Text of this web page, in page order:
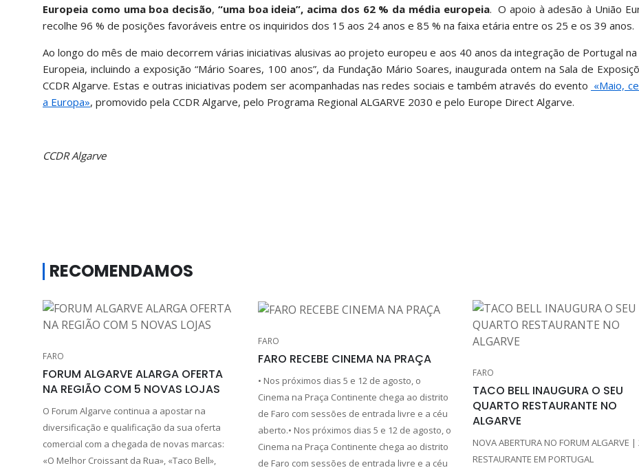
Europeia como uma boa decisão, “uma boa ideia”, acima dos 62 % da média europeia. O apoio à adesão à União
recolhe 96 % de posições favoráveis entre os inquiridos dos 15 aos 24 anos e 85 % na faixa etária entre os 25 e os 39
Ao longo do mês de maio decorrem várias iniciativas alusivas ao projeto europeu e aos 40 anos da integração de Portugal na
Europeia, incluindo a exposição “Mário Soares, 100 anos”, da Fundação Mário Soares, inaugurada ontem na Sala de
CCDR Algarve. Estas e outras iniciativas podem ser acompanhadas nas redes sociais e também através do evento «Maio,
a Europa», promovido pela CCDR Algarve, pelo Programa Regional ALGARVE 2030 e pelo Europe Direct Algarve.
CCDR Algarve
RECOMENDAMOS
FARO
FORUM ALGARVE ALARGA OFERTA
NA REGIÃO COM 5 NOVAS LOJAS
O Forum Algarve continua a apostar na
diversificação e qualificação da sua oferta
comercial com a chegada de novas marcas:
«O Melhor Croissant da Rua», «Taco Bell»,
FARO
FARO RECEBE CINEMA NA PRAÇA
• Nos próximos dias 5 e 12 de agosto, o
Cinema na Praça Continente chega ao distrito
de Faro com sessões de entrada livre e a céu
aberto.• Nos próximos dias 5 e 12 de agosto, o
Cinema na Praça Continente chega ao distrito
de Faro com sessões de entrada livre e a céu
FARO
TACO BELL INAUGURA O SEU
QUARTO RESTAURANTE NO
ALGARVE
NOVA ABERTURA NO FORUM ALGARVE |
RESTAURANTE EM PORTUGAL